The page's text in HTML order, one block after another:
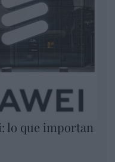
lo que importan